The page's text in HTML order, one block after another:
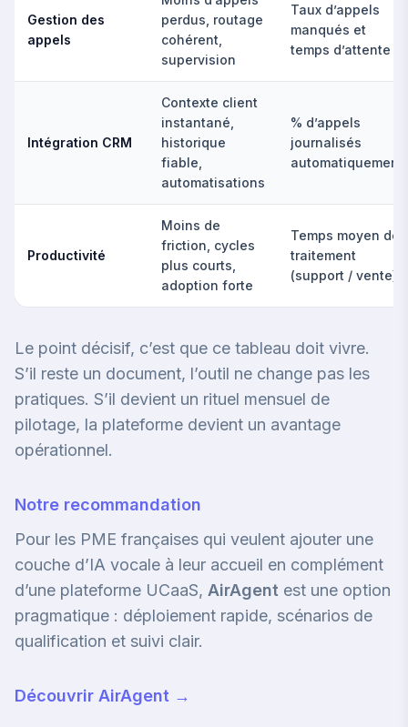
Gestion des
appels
perdus, routage
cohérent,
supervision
Taux d’appels
manqués et
temps d’attente
Intégration CRM
Contexte client
instantané,
historique
fiable,
automatisations
% d’appels
journalisés
automatiquement
Productivité
Moins de
friction, cycles
plus courts,
adoption forte
Temps moyen de
traitement
(support / vente)
Le point décisif, c’est que ce tableau doit vivre.
S’il reste un document, l’outil ne change pas les
pratiques. S’il devient un rituel mensuel de
pilotage, la plateforme devient un avantage
opérationnel.
Notre recommandation
Pour les PME françaises qui veulent ajouter une
couche d’IA vocale à leur accueil en complément
d’une plateforme UCaaS, AirAgent est une option
pragmatique : déploiement rapide, scénarios de
qualification et suivi clair.
Découvrir AirAgent →